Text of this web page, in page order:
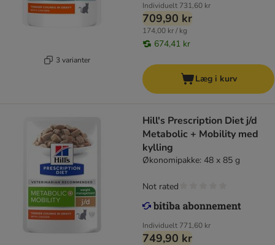
3 varianter
Individuelt 731,60 kr
709,90 kr
174,00 kr / kg
674,41 kr
Læg i kurv
Hill's Prescription Diet j/d
Metabolic + Mobility med
kylling
Økonomipakke: 48 x 85 g
Individuelt 771,60 kr
749,90 kr
Not rated